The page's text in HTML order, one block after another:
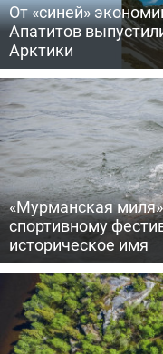
От «синей»
Апатитов
Арктики
«Мурманская
спортивному
историческое имя